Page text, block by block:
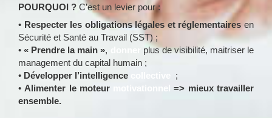
POURQUOI ? C’est un levier pour :
• Respecter les obligations légales et réglementaires en
Sécurité et Santé au Travail (SST) ;
• « Prendre la main »,
plus de visibilité, maitriser le
management du capital humain ;
• Développer l’intelligence collective
;
• Alimenter le moteurmotivationnel=> mieux travailler
ensemble.